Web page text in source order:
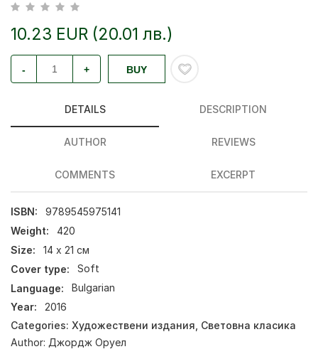
10.23 EUR (20.01 лв.)
- + BUY
DETAILS DESCRIPTION
AUTHOR REVIEWS
COMMENTS EXCERPT
ISBN:
9789545975141
Weight:
420
Size:
14 х 21 см
Cover type:
Soft
Language:
Bulgarian
Year:
2016
Categories: Художествени издания Световна класика
Author: Джордж Оруел